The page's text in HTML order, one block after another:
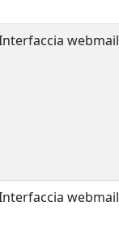
webmail
webmail